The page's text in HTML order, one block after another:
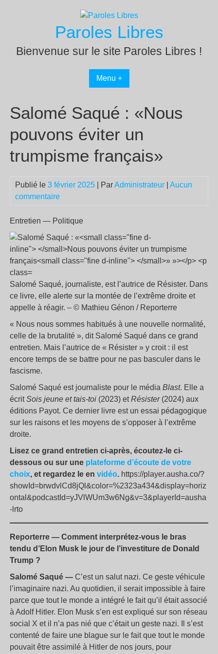
Paroles Libres
Bienvenue sur le site Paroles Libres !
Menu +
Salomé Saqué : «Nous
pouvons éviter un
trumpisme français»
Publié le 3 février 2025 | ParAdministrateur
Aucun
commentaire
Entretien — Politique
Salomé Saqué, journaliste, est l’autrice de Résister. Dans
ce livre, elle alerte sur la montée de l’extrême droite et
appelle à réagir. – © Mathieu Génon / Reporterre
« Nous nous sommes habitués à une nouvelle normalité,
celle de la brutalité », dit Salomé Saqué dans ce grand
entretien. Mais l’autrice de « Résister » y croit : il est
encore temps de se battre pour ne pas basculer dans le
fascisme.
Salomé Saqué est journaliste pour le média Blast. Elle a
écritSois jeune et tais-toi (2023) etRésister(2024) aux
éditions Payot. Ce dernier livre est un essai pédagogique
sur les raisons et les moyens de s’opposer à l’extrême
droite.
Lisez ce grand entretien ci-après, écoutez-le ci-
dessous ou sur une plateforme d’écoute de votre
choix, et regardez le en vidéo. https://player.ausha.co/?
showId=brwdvlCd8jQl&color=%2323a434&display=horiz
ontal&podcastId=yJVlWUm3w6Ng&v=3&playerId=ausha
-lrto
Reporterre — Comment interprétez-vous le bras
tendu d’Elon Musk le jour de l’investiture de Donald
Trump ?
Salomé Saqué — C’est un salut nazi. Ce geste véhicule
l’imaginaire nazi. Au quotidien, il serait impossible à faire
parce que tout le monde a intégré le fait qu’il était associé
à Adolf Hitler. Elon Musk s’en est expliqué sur son réseau
social X et il n’a pas nié que c’était un geste nazi. Il s’est
contenté de faire une blague sur le fait que tout le monde
pouvait être assimilé à Hitler de nos jours, pour